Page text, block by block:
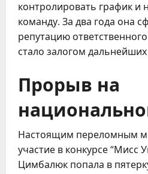
контролировать график и
команду. За два года она
репутацию
стало залогом
Прорыв на
Настоящим переломным
участие в конкурсе “Мисс
Цимбалюк попала в